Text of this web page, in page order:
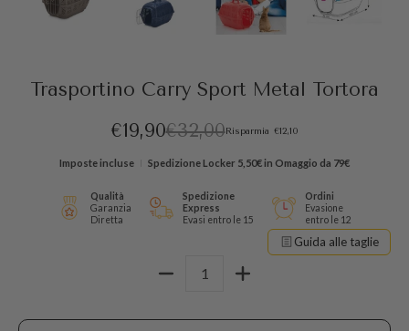
Trasportino Carry Sport Metal Tortora
€19,90€32,00Risparmia €12,10
Imposte incluse SpedizioneLocker 5,50€ in Omaggio da 79€
Qualità
Garanzia
Diretta
Spedizione
Express
Evasi entro le 15
Ordini
Evasione
entro le 12
Guida alle taglie